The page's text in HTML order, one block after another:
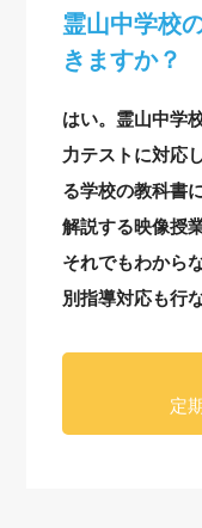
霊山中学校
きますか？
はい。霊山中学
力テストに対応
る学校の教科書
解説する映像授
それでもわから
別指導対応も行
定